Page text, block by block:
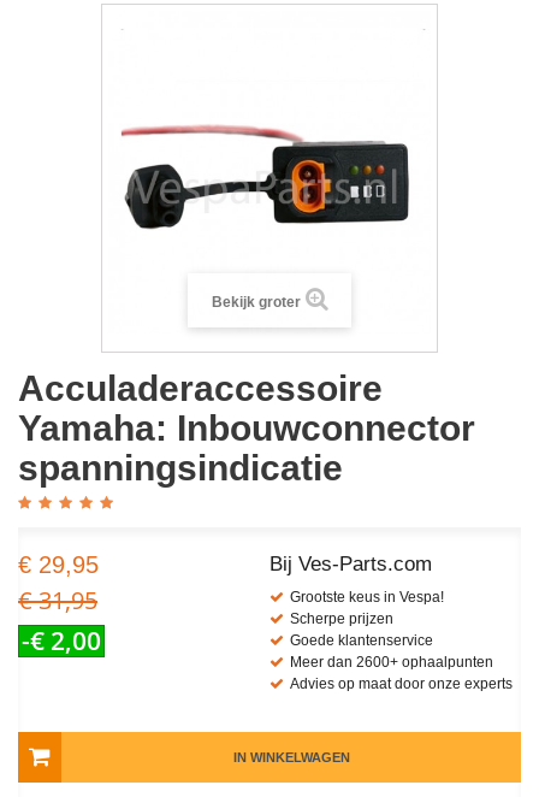
Bekijk groter
Acculaderaccessoire
Yamaha: Inbouwconnector
spanningsindicatie
€ 29,95
€ 31,95
-€ 2,00
Bij Ves-Parts.com
Grootste keus in Vespa!
Scherpe prijzen
Goede klantenservice
Meer dan 2600+ ophaalpunten
Advies op maat door onze experts
IN WINKELWAGEN